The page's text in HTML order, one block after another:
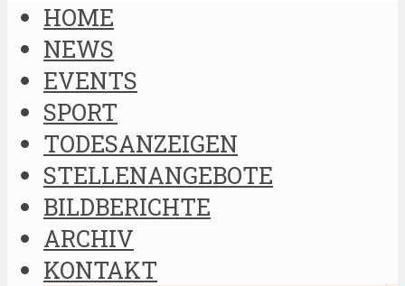
HOME
NEWS
EVENTS
SPORT
TODESANZEIGEN
STELLENANGEBOTE
BILDBERICHTE
ARCHIV
KONTAKT